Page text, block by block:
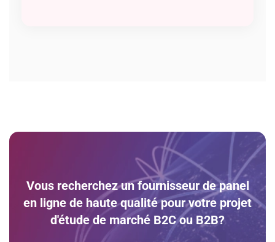
Vous recherchez un fournisseur de panel
en ligne de haute qualité pour votre projet
d'étude de marché B2C ou B2B?